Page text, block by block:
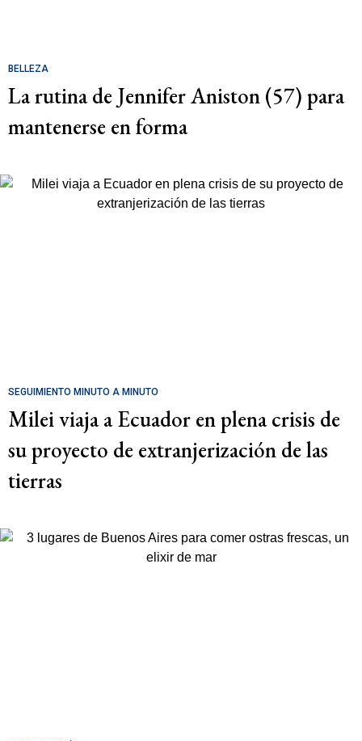
BELLEZA
La rutina de Jennifer Aniston (57) para
mantenerse en forma
SEGUIMIENTO MINUTO A MINUTO
Milei viaja a Ecuador en plena crisis de
su proyecto de extranjerización de las
tierras